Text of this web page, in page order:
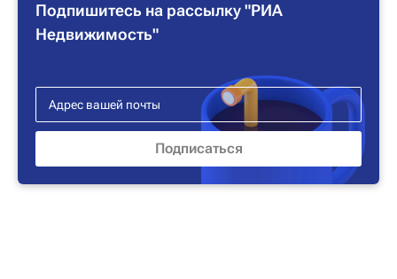
Подпишитесь на рассылку "РИА
Недвижимость"